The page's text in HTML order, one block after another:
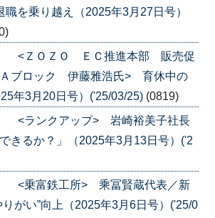
を乗り越え（2025年3月27日号）
】 <ＺＯＺＯ ＥＣ推進本部 販売促
ブロック 伊藤雅浩氏> 育休中の
年3月20日号）('25/03/25) (0819)
】 <ランクアップ> 岩崎裕美子社長
きるか？」（2025年3月13日号）('2
】 <乗富鉄工所> 乘冨賢蔵代表／新
りがい”向上（2025年3月6日号）('25/0